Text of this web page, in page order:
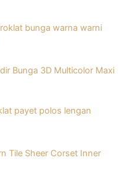
Bunga 3D Multicolor Maxi
Tile Sheer Corset Inner